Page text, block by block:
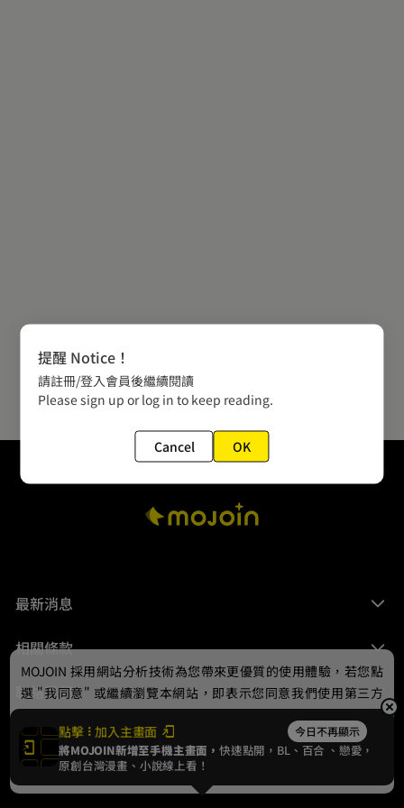
最新消息
相關條款
聯絡我們
© 2024 gamania Digital Entertainment Co., Ltd.
點擊 加入主畫面 今日不再顯示
將MOJOIN新增至手機主畫面，快速點開，BL、 百合 、戀愛，
原創台灣漫畫、小說線上看！
MOJOIN 採用網站分析技術為您帶來更優質的使用體驗，若您點
選 "我同意" 或繼續瀏覽本網站，即表示您同意我們使用第三方
Cookie，欲瞭解更多資訊請見隱私權政策。
我同意
提醒 Notice！
請註冊/登入會員後繼續閱讀
Please sign up or log in to keep reading.
Cancel OK